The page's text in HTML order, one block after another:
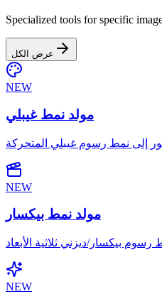
Specialized tools for specific
عرض الكل
NEW
مولد نمط غيبلي
إلى نمط رسوم غيبلي المتحركة
NEW
مولد نمط بيكسار
بيكسار/ديزني ثلاثية الأبعاد
NEW